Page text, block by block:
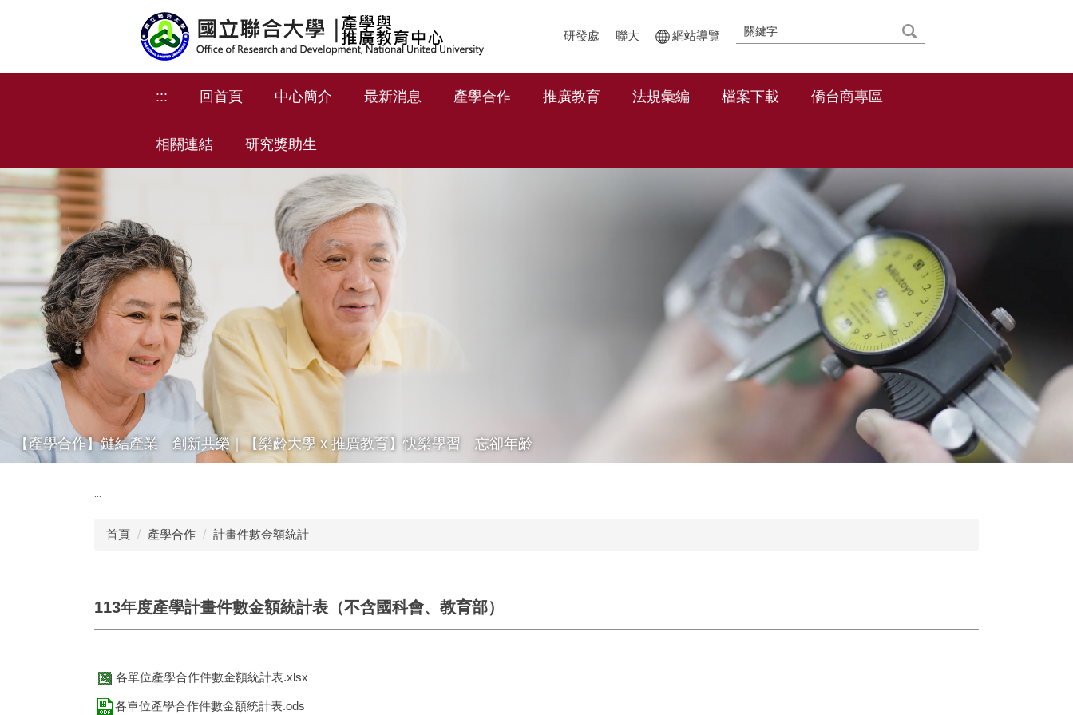
研發處 聯大 網站導覽
::: 回首頁 中心簡介 最新消息 產學合作 推廣教育 法規彙編 檔案下載 僑台商專區
相關連結 研究獎助生
【產學合作】鏈結產業 創新共榮｜【樂齡大學 x 推廣教育】快樂學習 忘卻年齡
:::
首頁 產學合作 計畫件數金額統計
113年度產學計畫件數金額統計表（不含國科會、教育部）
各單位產學合作件數金額統計表.xlsx
各單位產學合作件數金額統計表.ods